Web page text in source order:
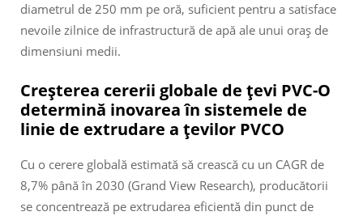
diametrul de 250 mm pe oră, suficient pentru a satisface
nevoile zilnice de infrastructură de apă ale unui oraș de
dimensiuni medii.
Creșterea cererii globale de țevi PVC-O
determină inovarea în sistemele de
linie de extrudare a țevilor PVCO
Cu o cerere globală estimată să crească cu un CAGR de
8,7% până în 2030 (Grand View Research), producătorii
se concentrează pe extrudarea eficientă din punct de